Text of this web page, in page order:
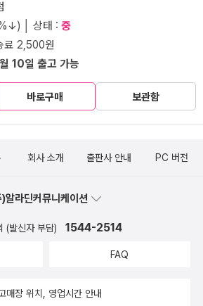
│ 상태 : 중
료 2,500원
10일 출고 가능
바로구매 보관함
회사 소개 출판사 안내 PC 버전
알라딘커뮤니케이션
(발신자 부담) 1544-2514
FAQ
매장 위치, 영업시간 안내